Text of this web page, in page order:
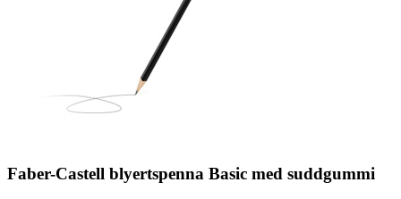
Faber-Castell blyertspenna Basic med suddgummi